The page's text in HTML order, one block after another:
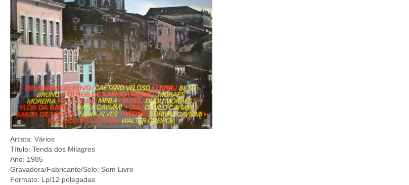
Artista: Vários
Título: Tenda dos Milagres
Ano: 1985
Gravadora/Fabricante/Selo: Som Livre
Formato: Lp/12 polegadas